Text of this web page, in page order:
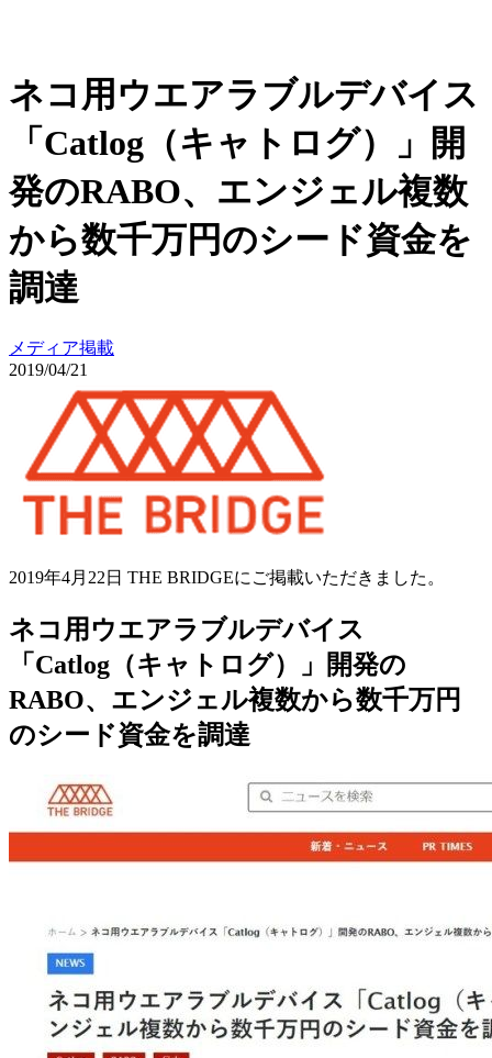
ネコ用ウエアラブルデバイス
「Catlog（キャトログ）」開
発のRABO、エンジェル複数
から数千万円のシード資金を
調達
メディア掲載
2019/04/21
2019年4月22日 THE BRIDGEにご掲載いただきました。
ネコ用ウエアラブルデバイス
「Catlog（キャトログ）」開発の
RABO、エンジェル複数から数千万円
のシード資金を調達